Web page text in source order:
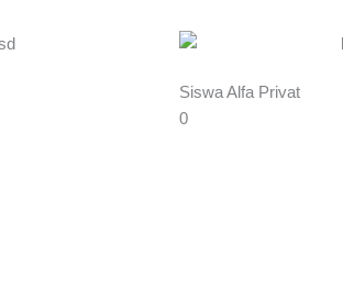
Siswa Alfa Privat
0